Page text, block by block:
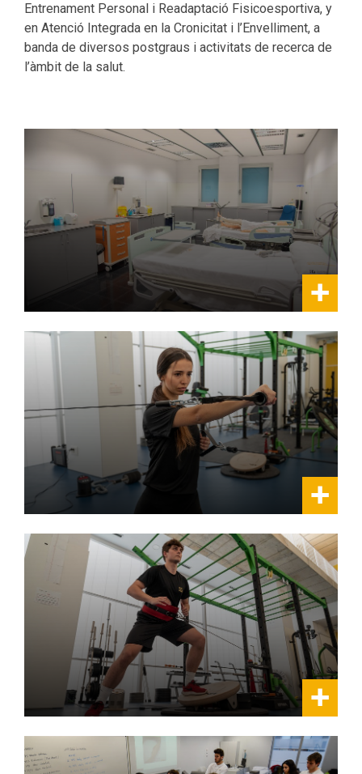
Entrenament Personal i Readaptació Fisicoesportiva, y
en Atenció Integrada en la Cronicitat i l’Envelliment, a
banda de diversos postgraus i activitats de recerca de
l’àmbit de la salut.